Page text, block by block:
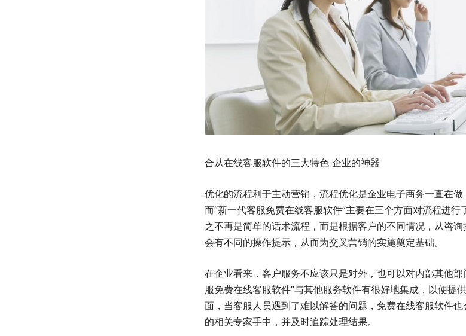
合从在线客服软件的三大特色 企业的神器
优化的流程利于主动营销，流程优化是企业电子商务一直在做
而“新一代客服免费在线客服软件”主要在三个方面对流程进
之不再是简单的话术流程，而是根据客户的不同情况，从咨
会有不同的操作提示，从而为交叉营销的实施奠定基础。
在企业看来，客户服务不应该只是对外，也可以对内部其他
服免费在线客服软件”与其他服务软件有很好地集成，以便提
面，当客服人员遇到了难以解答的问题，免费在线客服软件
的相关专家手中，并及时追踪处理结果。